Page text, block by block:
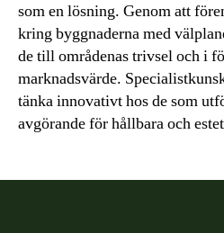
som en lösning. Genom att
kring byggnaderna med
de till områdenas trivsel och i
marknadsvärde.
tänka innovativt hos de som
avgörande för hållbara och